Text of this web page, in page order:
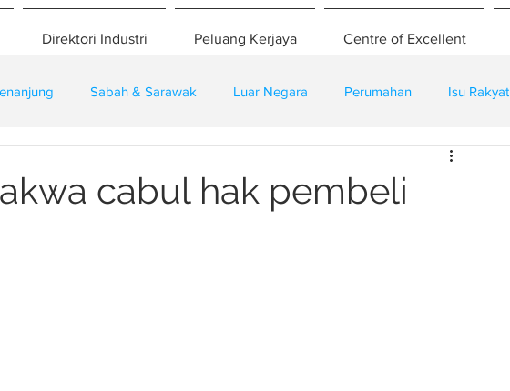
Direktori Industri Peluang Kerjaya Centre of Excellent
Sabah & Sarawak Luar Negara Perumahan Isu Rakyat
cabul hak pembeli